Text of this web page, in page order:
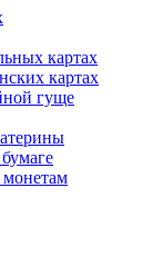
картах
картах
гуще